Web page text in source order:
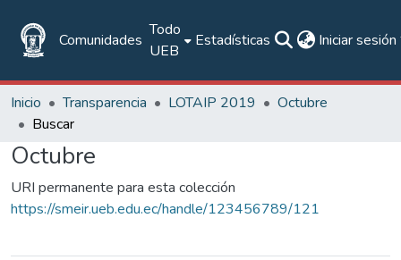
Comunidades
Todo
UEB
Estadísticas Iniciar sesión
Inicio Transparencia LOTAIP 2019
Octubre
Buscar
Octubre
URI permanente para esta colección
https://smeir.ueb.edu.ec/handle/123456789/121